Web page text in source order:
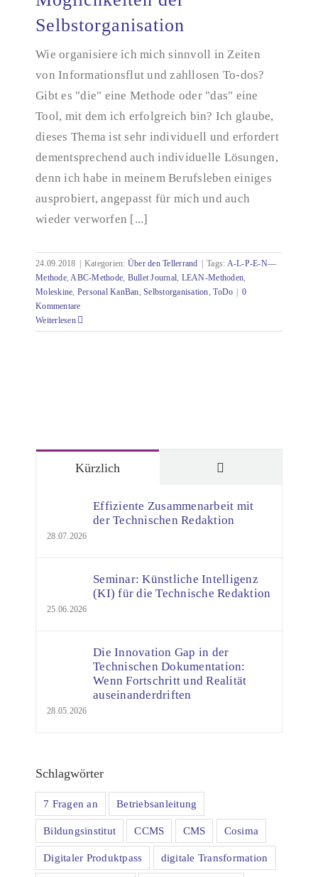
Möglichkeiten der Selbstorganisation
Selbstorganisation
Wie organisiere ich mich sinnvoll in Zeiten
von Informationsflut und zahllosen To-dos?
Gibt es "die" eine Methode oder "das" eine
Tool, mit dem ich erfolgreich bin? Ich glaube,
dieses Thema ist sehr individuell und erfordert
dementsprechend auch individuelle Lösungen,
denn ich habe in meinem Berufsleben einiges
ausprobiert, angepasst für mich und auch
wieder verworfen [...]
24.09.2018 Kategorien: Über den Tellerrand Tags: A-L-P-E-N—
Methode,ABC-Methode, Bullet Journal, LEAN-Methoden,
Moleskine, Personal KanBan,Selbstorganisation,ToDo
0
Kommentare
Weiterlesen
Kürzlich
Effiziente Zusammenarbeit mit
der Technischen Redaktion
28.07.2026
Seminar: Künstliche Intelligenz
(KI) für die Technische Redaktion
25.06.2026
Die Innovation Gap in der
Technischen Dokumentation:
Wenn Fortschritt und Realität
auseinanderdriften
28.05.2026
Schlagwörter
7 Fragen an Betriebsanleitung
Bildungsinstitut CCMS CMS Cosima
Digitaler Produktpass digitale Transformation